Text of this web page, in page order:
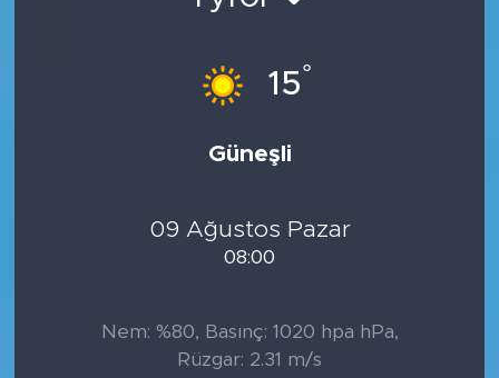
15°
Güneşli
09 Ağustos Pazar
08:00
Nem: %80, Basınç: 1020 hpa hPa,
Rüzgar: 2.31 m/s